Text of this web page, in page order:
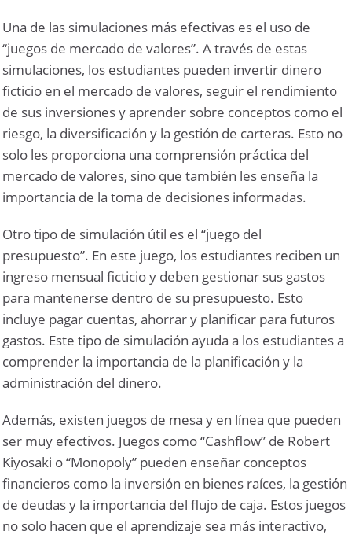
Una de las simulaciones más efectivas es el uso de
“juegos de mercado de valores”. A través de estas
simulaciones, los estudiantes pueden invertir dinero
ficticio en el mercado de valores, seguir el rendimiento
de sus inversiones y aprender sobre conceptos como el
riesgo, la diversificación y la gestión de carteras. Esto no
solo les proporciona una comprensión práctica del
mercado de valores, sino que también les enseña la
importancia de la toma de decisiones informadas.
Otro tipo de simulación útil es el “juego del
presupuesto”. En este juego, los estudiantes reciben un
ingreso mensual ficticio y deben gestionar sus gastos
para mantenerse dentro de su presupuesto. Esto
incluye pagar cuentas, ahorrar y planificar para futuros
gastos. Este tipo de simulación ayuda a los estudiantes a
comprender la importancia de la planificación y la
administración del dinero.
Además, existen juegos de mesa y en línea que pueden
ser muy efectivos. Juegos como “Cashflow” de Robert
Kiyosaki o “Monopoly” pueden enseñar conceptos
financieros como la inversión en bienes raíces, la gestión
de deudas y la importancia del flujo de caja. Estos juegos
no solo hacen que el aprendizaje sea más interactivo,